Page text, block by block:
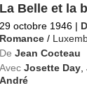
La Belle et la
29 octobre 1946 |
Romance /
De Jean Cocteau
Avec Josette Day ,
André